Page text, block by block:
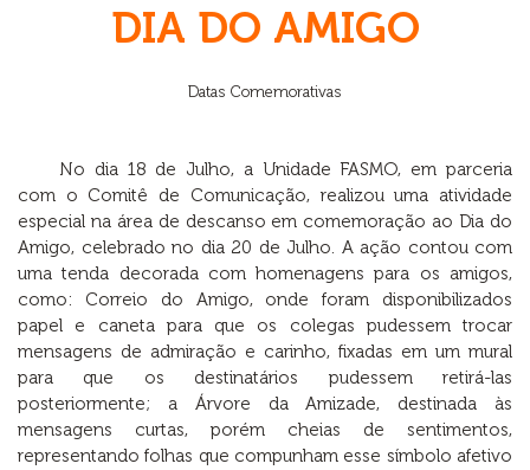
DIA DO AMIGO
Datas Comemorativas
No dia 18 de Julho, a Unidade FASMO, em parceria
com o Comitê de Comunicação, realizou uma atividade
especial na área de descanso em comemoração ao Dia do
Amigo, celebrado no dia 20 de Julho. A ação contou com
uma tenda decorada com homenagens para os amigos,
como: Correio do Amigo, onde foram disponibilizados
papel e caneta para que os colegas pudessem trocar
mensagens de admiração e carinho, fixadas em um mural
para que os destinatários pudessem retirá-las
posteriormente; a Árvore da Amizade, destinada às
mensagens curtas, porém cheias de sentimentos,
representando folhas que compunham esse símbolo afetivo